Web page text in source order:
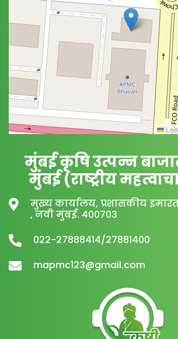
मुंबई कृषि उत्पन्न
मुंबई (राष्ट्रीय
मुख्य कार्यालय, प्रशासकीय
, नवी मुंबई. ४००७०३
०२२-२७८८८४१४/२७८८१४००
mapmc123@gmail.com